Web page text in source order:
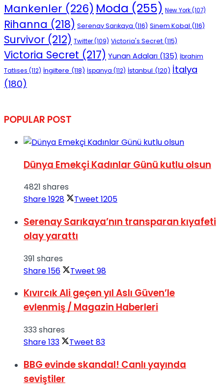
Mankenler (226) Moda (255) New York(107)
Rihanna (218) Serenay Sarıkaya (116) Sinem Kobal (116)
Survivor (212) Twitter(109) Victoria's Secret (115)
Victoria Secret (217) Yunan Adaları (135) İbrahim
Tatlıses (112) İngiltere (118) İspanya (112) İstanbul (120) İtalya
(180)
POPULAR POST
Dünya Emekçi Kadınlar Günü kutlu olsun
4821 shares
Share1928 Tweet 1205
Serenay Sarıkaya’nın transparan kıyafeti
olay yarattı
391 shares
Share156 Tweet 98
Kıvırcık Ali geçen yıl Aslı Güven’le
evlenmiş / Magazin Haberleri
333 shares
Share133 Tweet 83
BBG evinde skandal! Canlı yayında
seviştiler